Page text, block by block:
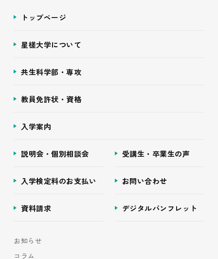
トップページ
星槎大学について
共生科学部・専攻
教員免許状・資格
入学案内
説明会・個別相談会 受講生・卒業生の声
入学検定料のお支払い お問い合わせ
資料請求 デジタルパンフレット
お知らせ
コラム